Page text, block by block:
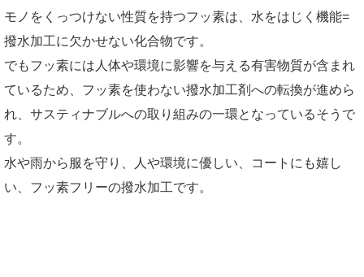
モノをくっつけない性質を持つフッ素は、水をはじく機能=
撥水加工に欠かせない化合物です。
でもフッ素には人体や環境に影響を与える有害物質が含まれ
ているため、フッ素を使わない撥水加工剤への転換が進めら
れ、サスティナブルへの取り組みの一環となっているそうで
す。
水や雨から服を守り、人や環境に優しい、コートにも嬉し
い、フッ素フリーの撥水加工です。